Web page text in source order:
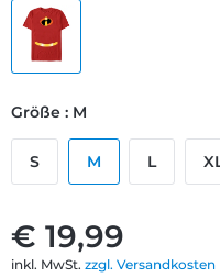
€ 19,99
inkl. MwSt. zzgl. Versandkosten
Größe : M
S M L